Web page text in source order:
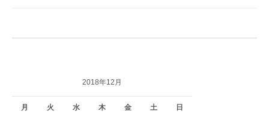
2018年12月
月 火 水 木 金 土 日